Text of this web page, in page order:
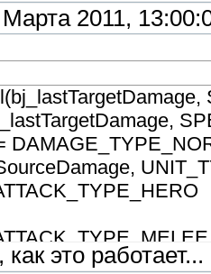
Марта 2011,
это работает...